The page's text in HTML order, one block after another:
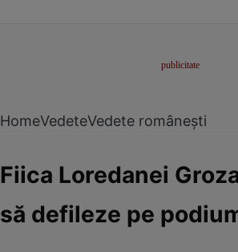
HomeVedeteVedete românești
Fiica Loredanei
să defileze pe